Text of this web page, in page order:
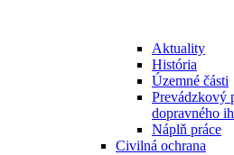
Aktuality
História
Územné části
Prevádzkový
dopravného
Náplň práce
Civilná ochrana